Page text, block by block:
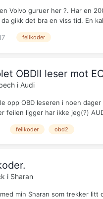
Volvo guruer her ?. Har en
gikk det bra en viss tid. En
feilkoder
OBDll leser mot
i Audi
opp OBD leseren i noen
feilen ligger har ikke jeg(?)
feilkoder obd2
i Sharan
min Sharan som trekker